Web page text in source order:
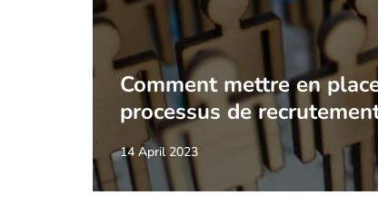
Comment mettre en
processus de
14 April 2023